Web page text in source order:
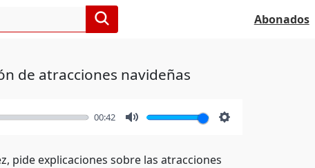
Abonados
de atracciones navideñas
00:42
pide explicaciones sobre las atracciones